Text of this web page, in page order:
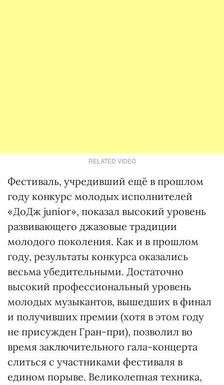
RELATED VIDEO
Фестиваль, учредивший ещё в прошлом
году конкурс молодых исполнителей
«ДоДж junior», показал высокий уровень
развивающего джазовые традиции
молодого поколения. Как и в прошлом
году, результаты конкурса оказались
весьма убедительными. Достаточно
высокий профессиональный уровень
молодых музыкантов, вышедших в финал
и получивших премии (хотя в этом году
не присужден Гран-при), позволил во
время заключительного гала-концерта
слиться с участниками фестиваля в
едином порыве. Великолепная техника,